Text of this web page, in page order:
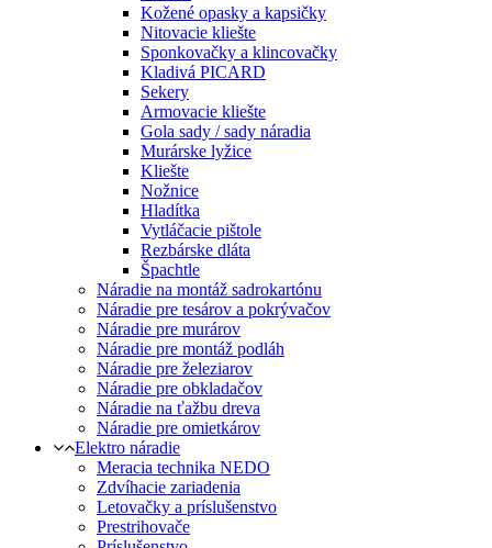
Kožené opasky a kapsičky
Nitovacie kliešte
Sponkovačky a klincovačky
Kladivá PICARD
Sekery
Armovacie kliešte
Gola sady / sady náradia
Murárske lyžice
Kliešte
Nožnice
Hladítka
Vytláčacie pištole
Rezbárske dláta
Špachtle
Náradie na montáž sadrokartónu
Náradie pre tesárov a pokrývačov
Náradie pre murárov
Náradie pre montáž podláh
Náradie pre železiarov
Náradie pre obkladačov
Náradie na ťažbu dreva
Náradie pre omietkárov
Elektro náradie
Meracia technika NEDO
Zdvíhacie zariadenia
Letovačky a príslušenstvo
Prestrihovače